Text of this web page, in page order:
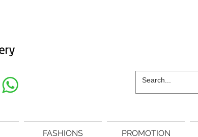
FASHIONS PROMOTION